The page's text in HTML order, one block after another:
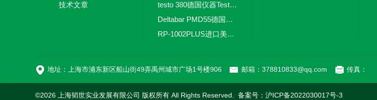
技术文章
testo 380德国仪器Testo烟尘直读仪
Deltabar PMD55德国E+H差压测量变送器
RP-1002PLUS进口美国honeywell气体火灾报警控制器
地址：上海市浦东新区船山街49弄禹州城市广场1号楼906 邮箱：378810833@qq.com 传真：
©2026 上海韬世实业发展有限公司 版权所有 All Rights Reserved. 备案号： 沪ICP备2022030017号-3